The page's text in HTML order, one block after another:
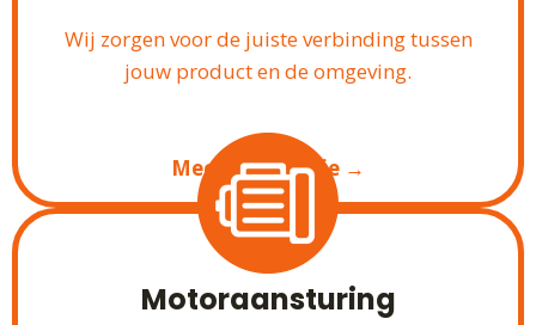
Wij zorgen voor de juiste verbinding tussen
jouw product en de omgeving.
Meer informatie →
Motoraansturing